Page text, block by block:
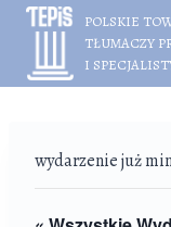
Przejdź
treści
POLSKIE
TŁUMACZY
I
wydarzenie już